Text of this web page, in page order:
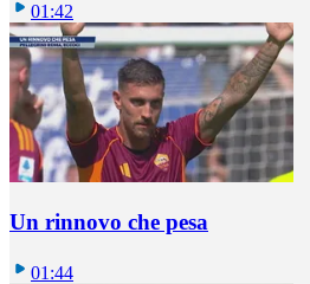
01:42
Un rinnovo che pesa
01:44